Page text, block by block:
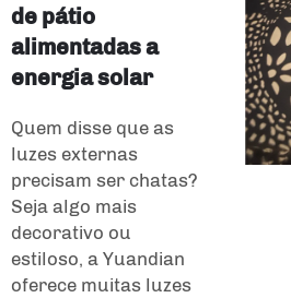
de pátio
alimentadas a
energia solar
Quem disse que as
luzes externas
precisam ser chatas?
Seja algo mais
decorativo ou
estiloso, a Yuandian
oferece muitas luzes